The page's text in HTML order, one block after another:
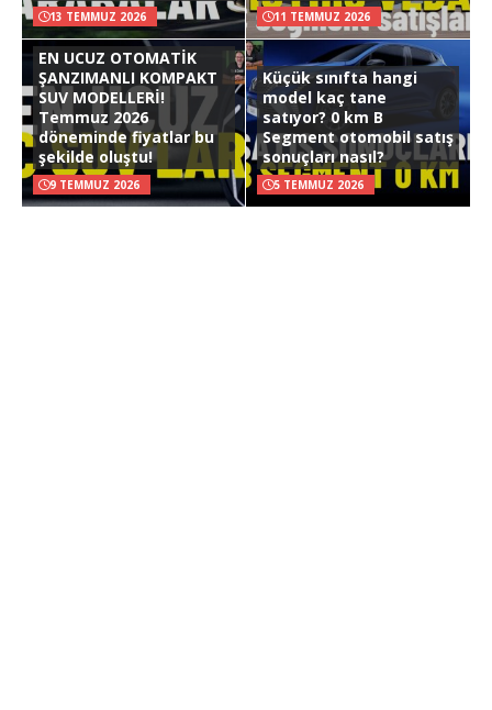
13 TEMMUZ 2026 11 TEMMUZ 2026
EN UCUZ OTOMATİK
ŞANZIMANLI KOMPAKT
SUV MODELLERİ!
Temmuz 2026
döneminde fiyatlar bu
şekilde oluştu!
9 TEMMUZ 2026
Küçük sınıfta hangi
model kaç tane
satıyor? 0 km B
Segment otomobil satış
sonuçları nasıl?
5 TEMMUZ 2026